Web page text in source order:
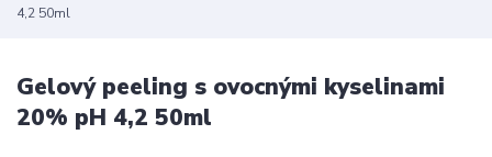
4,2 50ml
Gelový peeling s ovocnými kyselinami
20% pH 4,2 50ml